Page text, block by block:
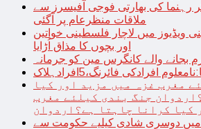
رہنما کی بھارتی فوجی آفیسرز سے
ملاقات منظرعام پر آگئی
ویڈیوز میں لاچار فلسطینی خواتین
اور بچوں کا مذاق اُڑایا
بجانے والے کانگرس مین کو جرمانہ
افرادکی فائرنگ،5افرادہلاک
مغرب غزہ میں مزید اور کیا
جنگ بندی کیلئے مغرب
کیا کرانا چاہتا ہے؟اردوان
میں دوسری شادی کیلیے حکومت سے